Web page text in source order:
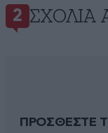
2 ΣΧΌΛΙΑ
ΠΡΟΣΘΕΣΤΕ